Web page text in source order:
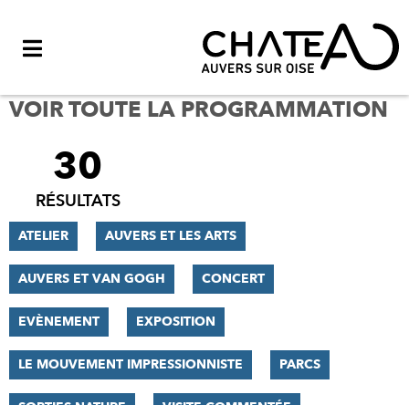
VOIR TOUTE LA PROGRAMMATION
FILTRER
RÉSULTATS
30
RÉSULTATS
ATELIER AUVERS ET LES ARTS
AUVERS ET VAN GOGH CONCERT
EVÈNEMENT EXPOSITION
LE MOUVEMENT IMPRESSIONNISTE PARCS